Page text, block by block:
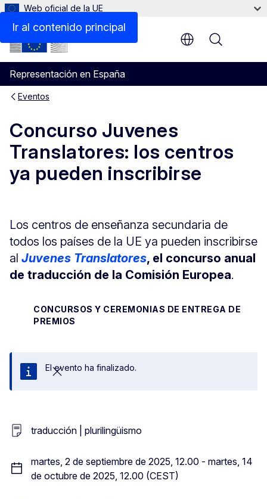
Ir al contenido principal
Web oficial de la UE
Representación en España
Menu
Eventos
Concurso Juvenes
Translatores: los centros
ya pueden inscribirse
Los centros de enseñanza secundaria de
todos los países de la UE ya pueden inscribirse
al Juvenes Translatores, el concurso anual
de traducción de la Comisión Europea.
CONCURSOS Y CEREMONIAS DE ENTREGA DE
PREMIOS
Cerrar
El evento ha finalizado.
traducción | plurilingüismo
martes, 2 de septiembre de 2025, 12.00 - martes, 14
de octubre de 2025, 12.00 (CEST)